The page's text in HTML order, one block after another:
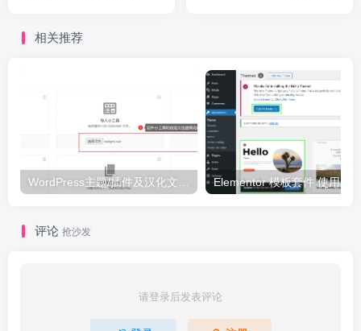
相关推荐
WordPress主题/插件及汉化文件安装详细图文教程
评论 抢沙发
请登录后发表评论